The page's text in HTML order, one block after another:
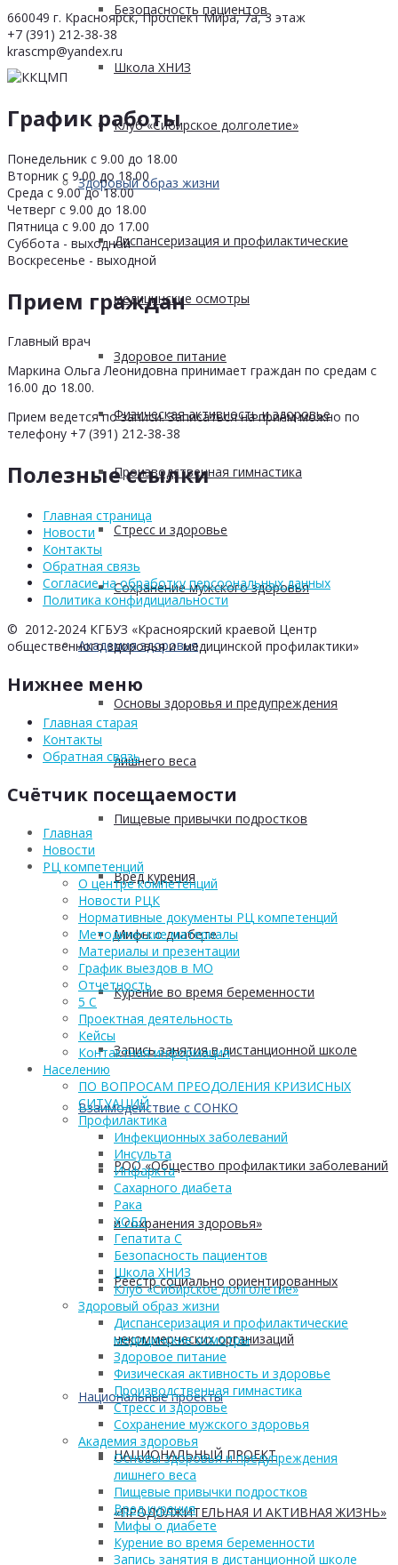
Безопасность пациентов
Школа ХНИЗ
Клуб «Сибирское долголетие»
Здоровый образ жизни
Диспансеризация и профилактические
медицинские осмотры
Здоровое питание
Физическая активность и здоровье
Производственная гимнастика
Стресс и здоровье
Сохранение мужского здоровья
Академия здоровья
Основы здоровья и предупреждения
лишнего веса
Пищевые привычки подростков
Вред курения
Мифы о диабете
Курение во время беременности
Запись занятия в дистанционной школе
Взаимодействие с СОНКО
РОО «Общество профилактики заболеваний
и сохранения здоровья»
Реестр социально ориентированных
некоммерческих организаций
Национальные проекты
НАЦИОНАЛЬНЫЙ ПРОЕКТ
«ПРОДОЛЖИТЕЛЬНАЯ И АКТИВНАЯ ЖИЗНЬ»
660049 г. Красноярск, Проспект Мира, 7а, 3 этаж
+7 (391) 212-38-38
krascmp@yandex.ru
График работы
Понедельник с 9.00 до 18.00
Вторник с 9.00 до 18.00
Среда с 9.00 до 18.00
Четверг с 9.00 до 18.00
Пятница с 9.00 до 17.00
Суббота - выходной
Воскресенье - выходной
Прием граждан
Главный врач
Маркина Ольга Леонидовна принимает граждан по средам с
16.00 до 18.00.
Прием ведется по записи. Записаться на прием можно по
телефону +7 (391) 212-38-38
Полезные ссылки
Главная страница
Новости
Контакты
Обратная связь
Согласие на обработку персоональных данных
Политика конфидициальности
© 2012-2024 КГБУЗ «Красноярский краевой Центр
общественного здоровья и медицинской профилактики»
Нижнее меню
Главная старая
Контакты
Обратная связь
Счётчик посещаемости
Главная
Новости
РЦ компетенций
О центре компетенций
Новости РЦК
Нормативные документы РЦ компетенций
Методические материалы
Материалы и презентации
График выездов в МО
Отчетность
5 С
Проектная деятельность
Кейсы
Контактная информация
Населению
ПО ВОПРОСАМ ПРЕОДОЛЕНИЯ КРИЗИСНЫХ
СИТУАЦИЙ
Профилактика
Инфекционных заболеваний
Инсульта
Инфаркта
Сахарного диабета
Рака
ХОБЛ
Гепатита С
Безопасность пациентов
Школа ХНИЗ
Клуб «Сибирское долголетие»
Здоровый образ жизни
Диспансеризация и профилактические
медицинские осмотры
Здоровое питание
Физическая активность и здоровье
Производственная гимнастика
Стресс и здоровье
Сохранение мужского здоровья
Академия здоровья
Основы здоровья и предупреждения
лишнего веса
Пищевые привычки подростков
Вред курения
Мифы о диабете
Курение во время беременности
Запись занятия в дистанционной школе